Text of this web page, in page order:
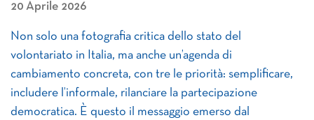
20 Aprile 2026
Non solo una fotografia critica dello stato del
volontariato in Italia, ma anche un’agenda di
cambiamento concreta, con tre le priorità: semplificare,
includere l’informale, rilanciare la partecipazione
democratica. È questo il messaggio emerso dal